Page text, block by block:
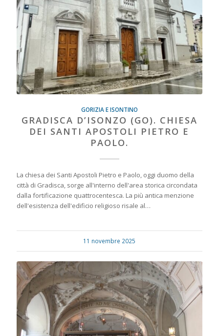
GORIZIA E ISONTINO
GRADISCA D’ISONZO (GO). CHIESA
DEI SANTI APOSTOLI PIETRO E
PAOLO.
La chiesa dei Santi Apostoli Pietro e Paolo, oggi duomo della
città di Gradisca, sorge all'interno dell'area storica circondata
dalla fortificazione quattrocentesca. La più antica menzione
dell'esistenza dell'edificio religioso risale al…
11 novembre 2025